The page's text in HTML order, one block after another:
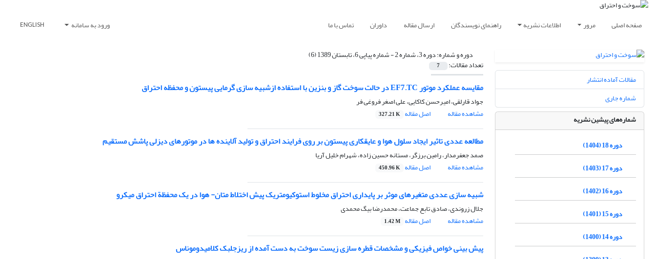
صفحه اصلی مرور اطلاعات نشریه راهنمای نویسندگان ارسال مقاله داوران تماس با ما ورود به سامانه ENGLISH
دوره و شماره:دوره 3، شماره 2 - شماره پیاپی 6، تابستان 1389 (6)
تعداد مقالات: 7
مقایسه عملکرد موتور EF7.TC در حالت سوخت گاز و بنزین با استفاده ازشبیه سازی گرمایی پیستون و محفظه احتراق
جواد قارلقی، امیرحسن کاکایی، علی اصغر فروغی فر
مشاهده مقاله
اصل مقاله 327.21 K
مطالعه عددی تاثیر ایجاد سلول هوا و عایقکاری پیستون بر روی فرایند احتراق و تولید آلاینده­ ها در موتورهای دیزلی پاشش مستقیم
صمد جعفرمدار، رامین برزگر، مستانه حسین زاده، شهرام خلیل آریا
مشاهده مقاله
اصل مقاله 450.96 K
شبیه ­سازی عددی متغیرهای موثر بر پایداری احتراق مخلوط استوکیومتریک پیش اختلاط متان- هوا در یک محفظة احتراق میکرو
جلال زروندی، صادق تابع جماعت، محمدرضا بیگ محمدی
مشاهده مقاله
اصل مقاله 1.42 M
پیش بینی خواص فیزیکی و مشخصات قطره­ سازی زیست سوخت به دست آمده از ریزجلبک کلامیدوموناس
مقالات آماده انتشار
شماره جاری
شماره‌های پیشین نشریه
دوره 18 (1404)
دوره 17 (1403)
دوره 16 (1402)
دوره 15 (1401)
دوره 14 (1400)